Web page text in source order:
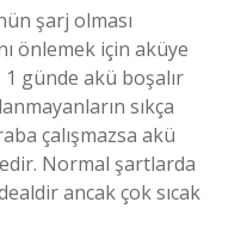
şarj olması
önlemek için aküye
günde akü boşalır
sıkça
çalışmazsa akü
Normal şartlarda
ancak çok sıcak